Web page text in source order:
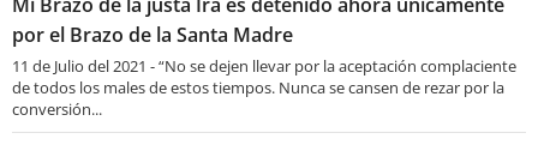
por el Brazo de la Santa Madre
11 de Julio del 2021 - “No se dejen llevar por la aceptación complaciente
de todos los males de estos tiempos. Nunca se cansen de rezar por la
conversión...